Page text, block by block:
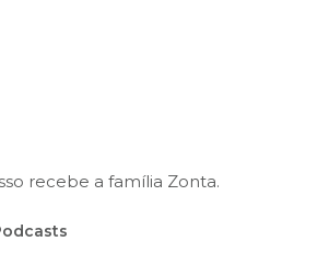
recebe a família Zonta.